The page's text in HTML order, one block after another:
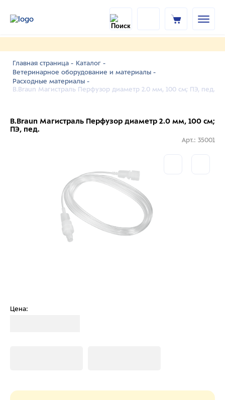
Главная страница - Каталог -
Ветеринарное оборудование и материалы -
Расходные материалы -
B.Braun Магистраль Перфузор диаметр 2.0 мм, 100 см; ПЭ, пед.
B.Braun Магистраль Перфузор диаметр 2.0 мм, 100 см;
ПЭ, пед.
Арт.: 35001
Цена: